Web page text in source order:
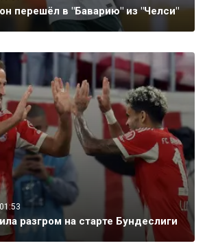
перешёл в "Баварию" из "Челси"
разгром на старте Бундеслиги